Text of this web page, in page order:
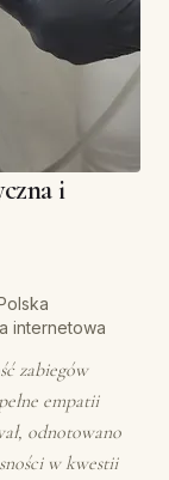
i
internetowa
zabiegów
empatii
odnotowano
w kwestii